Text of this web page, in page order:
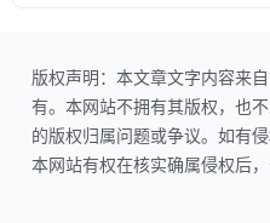
版权声明：本文章文字内容来
有。本网站不拥有其版权，也
的版权归属问题或争议。如有侵
本网站有权在核实确属侵权后，